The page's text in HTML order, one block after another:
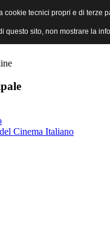
Nazionale
Cinema Italiano
cookie tecnici propri e di terze
questo sito, non mostrare la
cookie tecnici propri e di terze
questo sito, non mostrare la